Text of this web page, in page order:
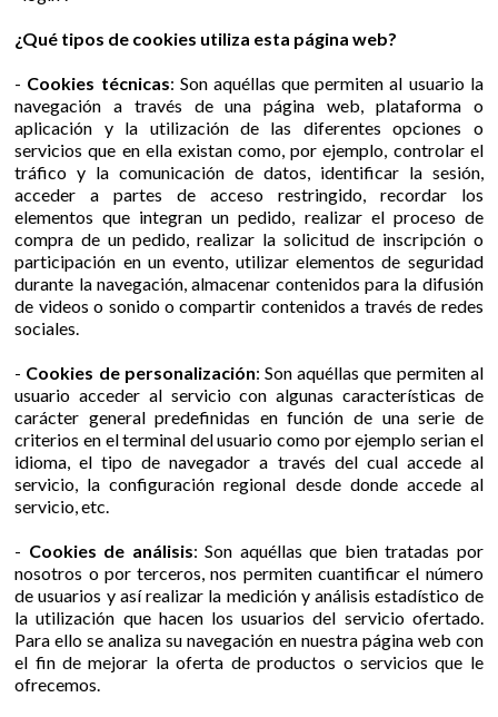
¿Qué tipos de cookies utiliza esta página web?
- Cookies técnicas: Son aquéllas que permiten al usuario la
navegación a través de una página web, plataforma o
aplicación y la utilización de las diferentes opciones o
servicios que en ella existan como, por ejemplo, controlar el
tráfico y la comunicación de datos, identificar la sesión,
acceder a partes de acceso restringido, recordar los
elementos que integran un pedido, realizar el proceso de
compra de un pedido, realizar la solicitud de inscripción o
participación en un evento, utilizar elementos de seguridad
durante la navegación, almacenar contenidos para la difusión
de videos o sonido o compartir contenidos a través de redes
sociales.
- Cookies de personalización: Son aquéllas que permiten al
usuario acceder al servicio con algunas características de
carácter general predefinidas en función de una serie de
criterios en el terminal del usuario como por ejemplo serian el
idioma, el tipo de navegador a través del cual accede al
servicio, la configuración regional desde donde accede al
servicio, etc.
- Cookies de análisis: Son aquéllas que bien tratadas por
nosotros o por terceros, nos permiten cuantificar el número
de usuarios y así realizar la medición y análisis estadístico de
la utilización que hacen los usuarios del servicio ofertado.
Para ello se analiza su navegación en nuestra página web con
el fin de mejorar la oferta de productos o servicios que le
ofrecemos.